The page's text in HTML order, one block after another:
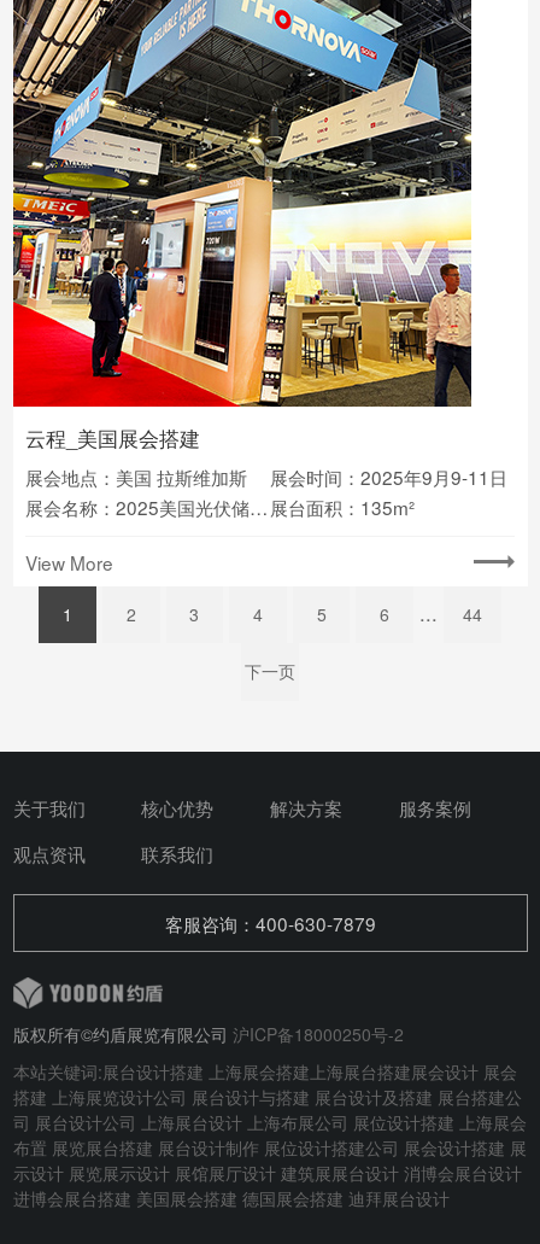
云程_美国展会搭建
展会地点：美国 拉斯维加斯
展会时间：2025年9月9-11日
展会名称：2025美国光伏储能展览会RE+ 展台面积：135m²
View More
1 2 3 4 5 6 ... 44
下一页
关于我们 核心优势 解决方案
服务案例
观点资讯
联系我们
客服咨询：400-630-7879
版权所有©约盾展览有限公司 沪ICP备18000250号-2
本站关键词:展台设计搭建 上海展会搭建 上海展台搭建展会设计 展会
搭建 上海展览设计公司 展台设计与搭建 展台设计及搭建 展台搭建公
司 展台设计公司 上海展台设计 上海布展公司 展位设计搭建 上海展会
布置 展览展台搭建 展台设计制作 展位设计搭建公司 展会设计搭建 展
示设计 展览展示设计 展馆展厅设计 建筑展展台设计 消博会展台设计
进博会展台搭建 美国展会搭建 德国展会搭建 迪拜展台设计